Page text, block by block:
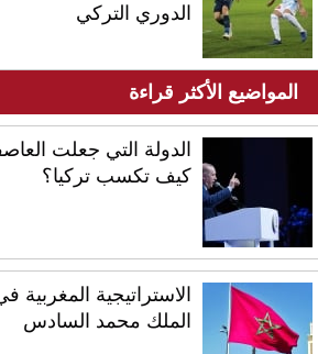
الدوري التركي
المواضيع الأكثر قراءة
الدولة التي جعلت
كيف تكسب تركيا؟
الاستراتيجية المغربية
الملك محمد السادس